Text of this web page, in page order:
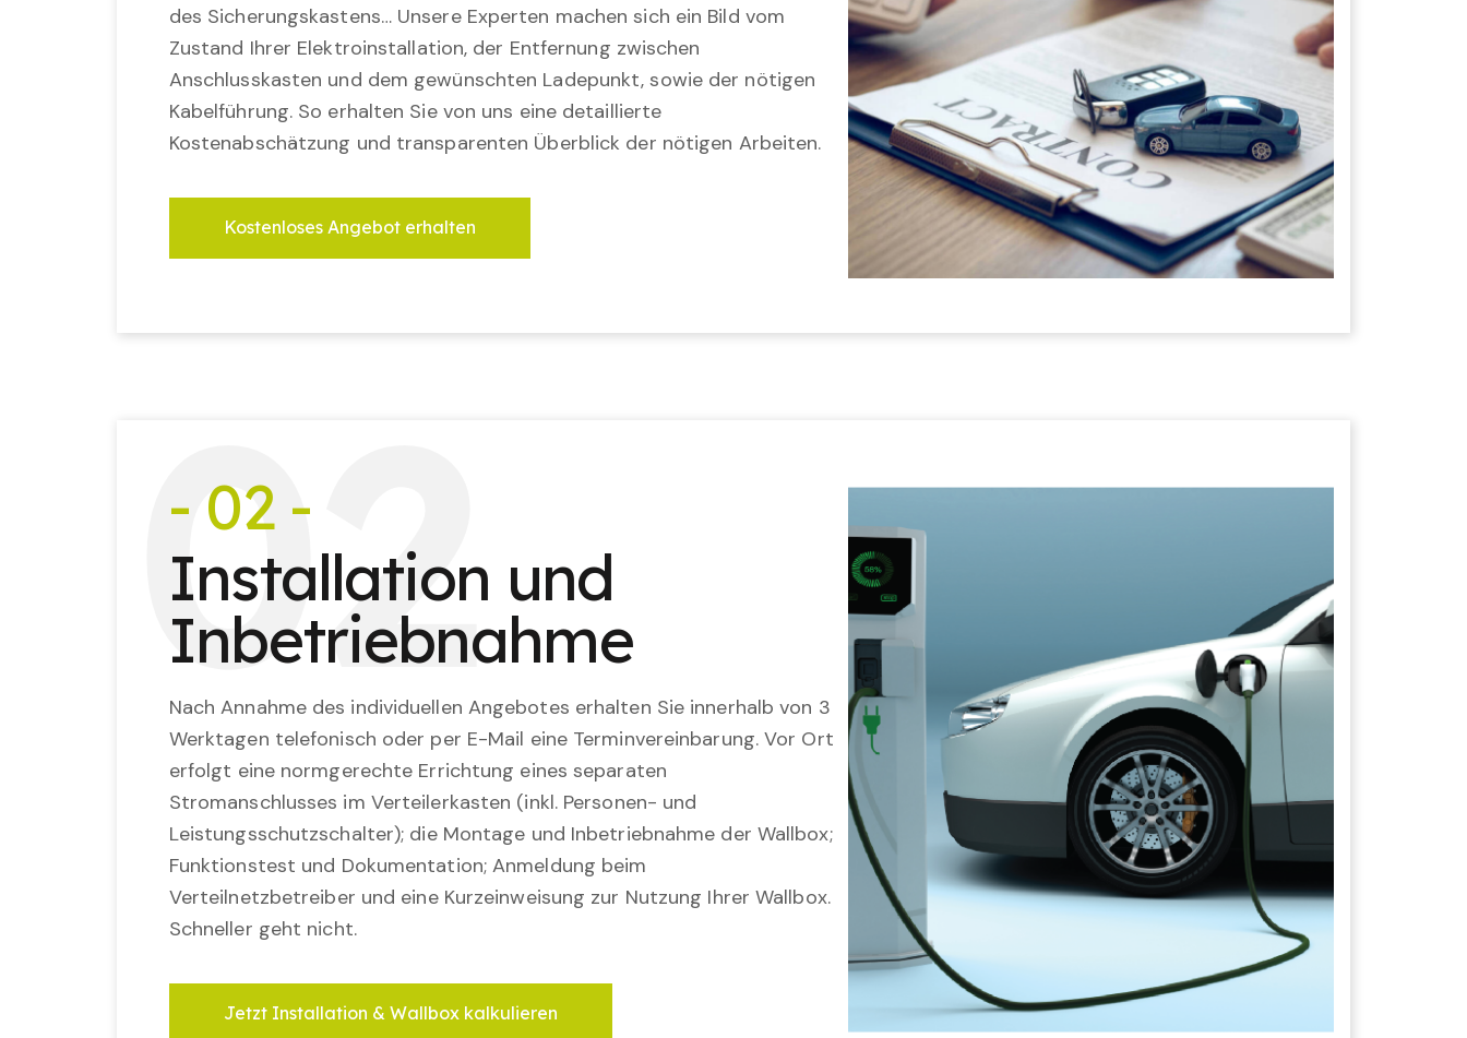
des Sicherungskastens… Unsere Experten machen sich ein Bild vom
Zustand Ihrer Elektroinstallation, der Entfernung zwischen
Anschlusskasten und dem gewünschten Ladepunkt, sowie der nötigen
Kabelführung. So erhalten Sie von uns eine detaillierte
Kostenabschätzung und transparenten Überblick der nötigen Arbeiten.
Kostenloses Angebot erhalten
02
- 02 -
Installation und
Inbetriebnahme
Nach Annahme des individuellen Angebotes erhalten Sie innerhalb von 3
Werktagen telefonisch oder per E-Mail eine Terminvereinbarung. Vor Ort
erfolgt eine normgerechte Errichtung eines separaten
Stromanschlusses im Verteilerkasten (inkl. Personen- und
Leistungsschutzschalter); die Montage und Inbetriebnahme der Wallbox;
Funktionstest und Dokumentation; Anmeldung beim
Verteilnetzbetreiber und eine Kurzeinweisung zur Nutzung Ihrer Wallbox.
Schneller geht nicht.
Jetzt Installation & Wallbox kalkulieren